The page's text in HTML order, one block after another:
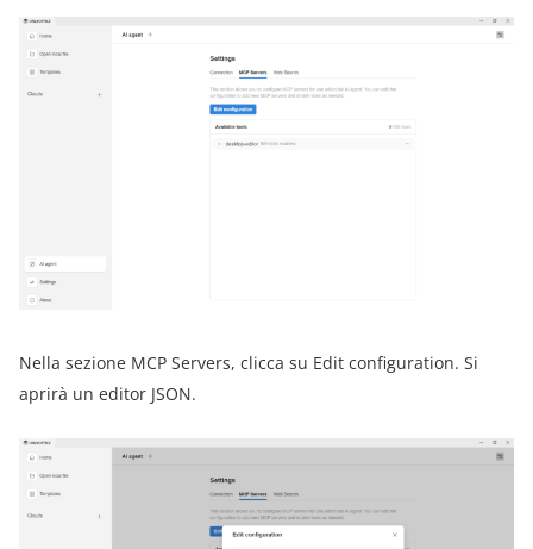
Nella sezione MCP Servers, clicca su Edit configuration. Si
aprirà un editor JSON.